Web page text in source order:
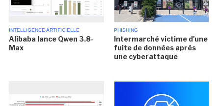
INTELLIGENCE ARTIFICIELLE
Alibaba lance Qwen 3.8-
Max
PHISHING
Intermarché victime d'une
fuite de données après
une cyberattaque